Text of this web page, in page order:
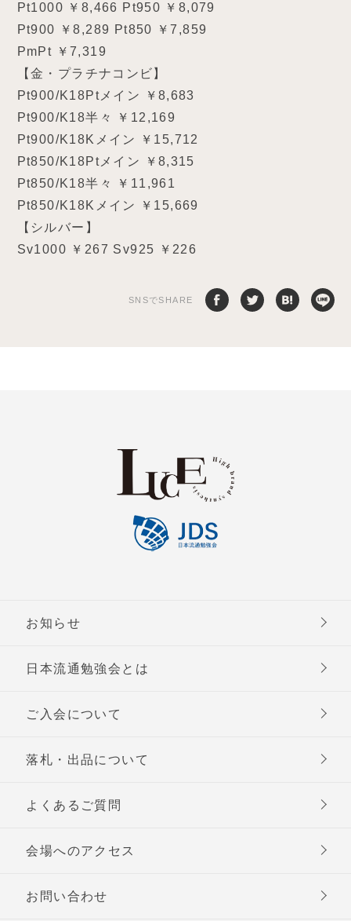
Pt1000 ￥8,466 Pt950 ￥8,079
Pt900 ￥8,289 Pt850 ￥7,859
PmPt ￥7,319
【金・プラチナコンビ】
Pt900/K18Ptメイン ￥8,683
Pt900/K18半々 ￥12,169
Pt900/K18Kメイン ￥15,712
Pt850/K18Ptメイン ￥8,315
Pt850/K18半々 ￥11,961
Pt850/K18Kメイン ￥15,669
【シルバー】
Sv1000 ￥267 Sv925 ￥226
SNSでSHARE
お知らせ
日本流通勉強会とは
ご入会について
落札・出品について
よくあるご質問
会場へのアクセス
お問い合わせ